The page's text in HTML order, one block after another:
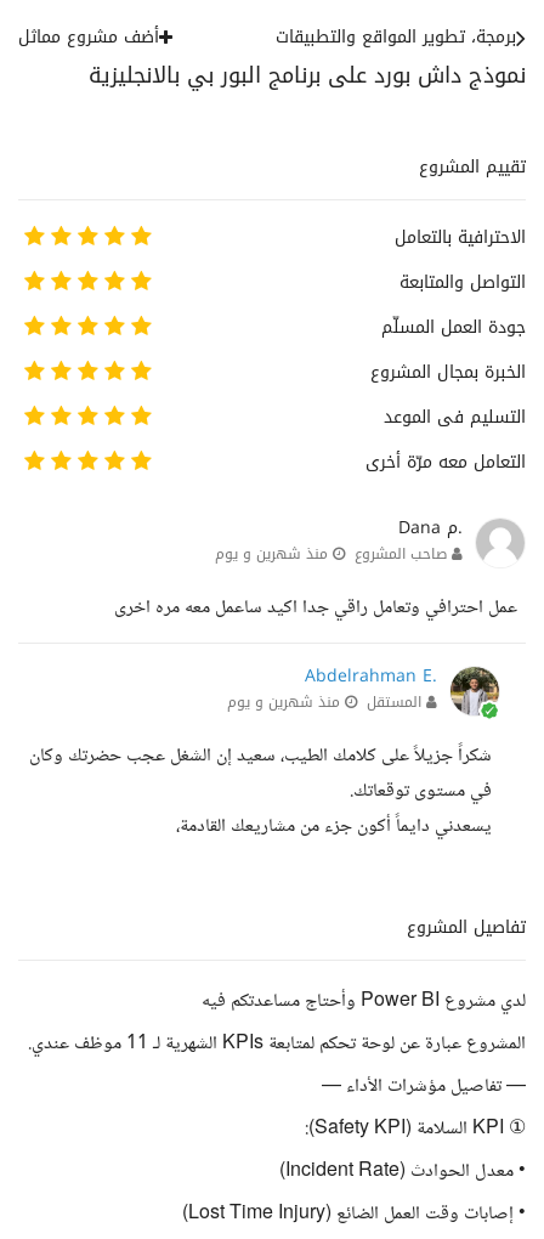
نموذج داش بورد على برنامج البور بي بالانجليزية
برمجة، تطوير المواقع والتطبيقات أضف مشروع مماثل
تقييم المشروع
الاحترافية بالتعامل
التواصل والمتابعة
جودة العمل المسلّم
الخبرة بمجال المشروع
التسليم فى الموعد
التعامل معه مرّة أخرى
Dana م.
صاحب المشروع منذ شهرين و يوم
عمل احترافي وتعامل راقي جدا اكيد ساعمل معه مره اخرى
Abdelrahman E.
المستقل منذ شهرين و يوم
شكراً جزيلاً على كلامك الطيب، سعيد إن الشغل عجب حضرتك وكان
في مستوى توقعاتك.
يسعدني دايماً أكون جزء من مشاريعك القادمة،
تفاصيل المشروع
لدي مشروع Power BI وأحتاج مساعدتكم فيه
المشروع عبارة عن لوحة تحكم لمتابعة KPIs الشهرية لـ 11 موظف عندي.
— تفاصيل مؤشرات الأداء —
① KPI السلامة (Safety KPI):
• معدل الحوادث (Incident Rate)
• إصابات وقت العمل الضائع (Lost Time Injury)